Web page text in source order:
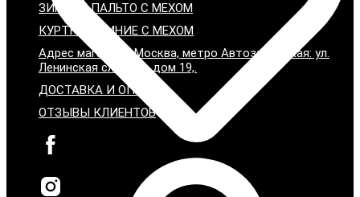
ЗИМНИЕ ПАЛЬТО С МЕХОМ
КУРТКИ ЗИМНИЕ С МЕХОМ
Адрес магазина: Москва, метро Автозаводская: ул.
Ленинская слобода дом 19,.
ДОСТАВКА И ОПЛАТА
ОТЗЫВЫ КЛИЕНТОВ